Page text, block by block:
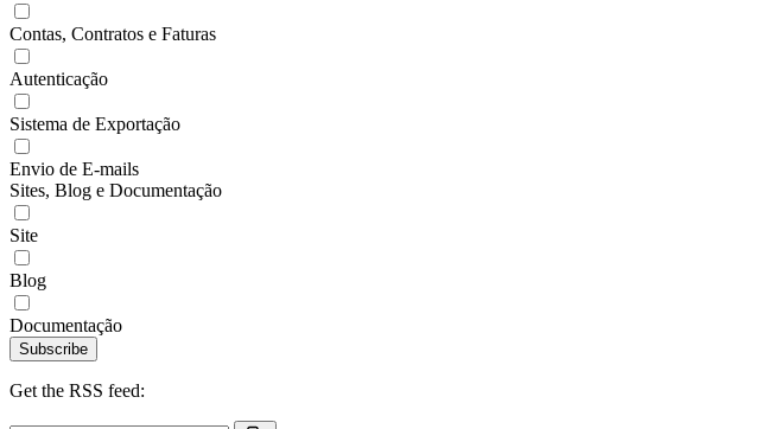
Contas, Contratos e Faturas
Autenticação
Sistema de Exportação
Envio de E-mails
Sites, Blog e Documentação
Site
Blog
Documentação
Subscribe
Get the RSS feed: